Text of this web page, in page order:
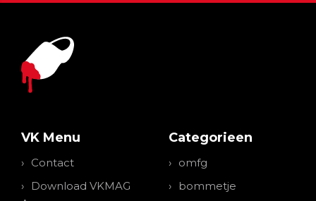
VK Menu
Contact
Download VKMAG
Categorieen
omfg
bommetje